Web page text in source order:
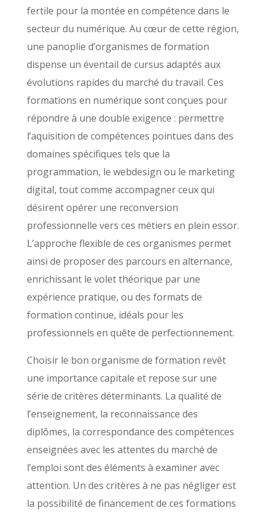
fertile pour la montée en compétence dans le
secteur du numérique. Au cœur de cette région,
une panoplie d’organismes de formation
dispense un éventail de cursus adaptés aux
évolutions rapides du marché du travail. Ces
formations en numérique sont conçues pour
répondre à une double exigence : permettre
l’aquisition de compétences pointues dans des
domaines spécifiques tels que la
programmation, le webdesign ou le marketing
digital, tout comme accompagner ceux qui
désirent opérer une reconversion
professionnelle vers ces métiers en plein essor.
L’approche flexible de ces organismes permet
ainsi de proposer des parcours en alternance,
enrichissant le volet théorique par une
expérience pratique, ou des formats de
formation continue, idéals pour les
professionnels en quête de perfectionnement.
Choisir le bon organisme de formation revêt
une importance capitale et repose sur une
série de critères déterminants. La qualité de
l’enseignement, la reconnaissance des
diplômes, la correspondance des compétences
enseignées avec les attentes du marché de
l’emploi sont des éléments à examiner avec
attention. Un des critères à ne pas négliger est
la possibilité de financement de ces formations